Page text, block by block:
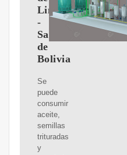
Linaza
-
Sabores
de
Bolivia
Se
puede
consumir
aceite,
semillas
trituradas
y